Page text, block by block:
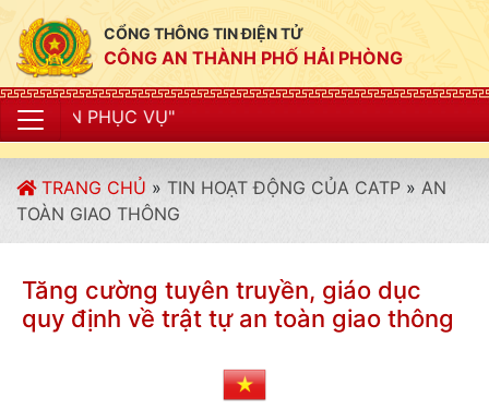
CỔNG THÔNG TIN ĐIỆN TỬ
CÔNG AN THÀNH PHỐ HẢI PHÒNG
TRANG CHỦ » TIN HOẠT ĐỘNG CỦA CATP » AN
TOÀN GIAO THÔNG
Tăng cường tuyên truyền, giáo dục
quy định về trật tự an toàn giao thông